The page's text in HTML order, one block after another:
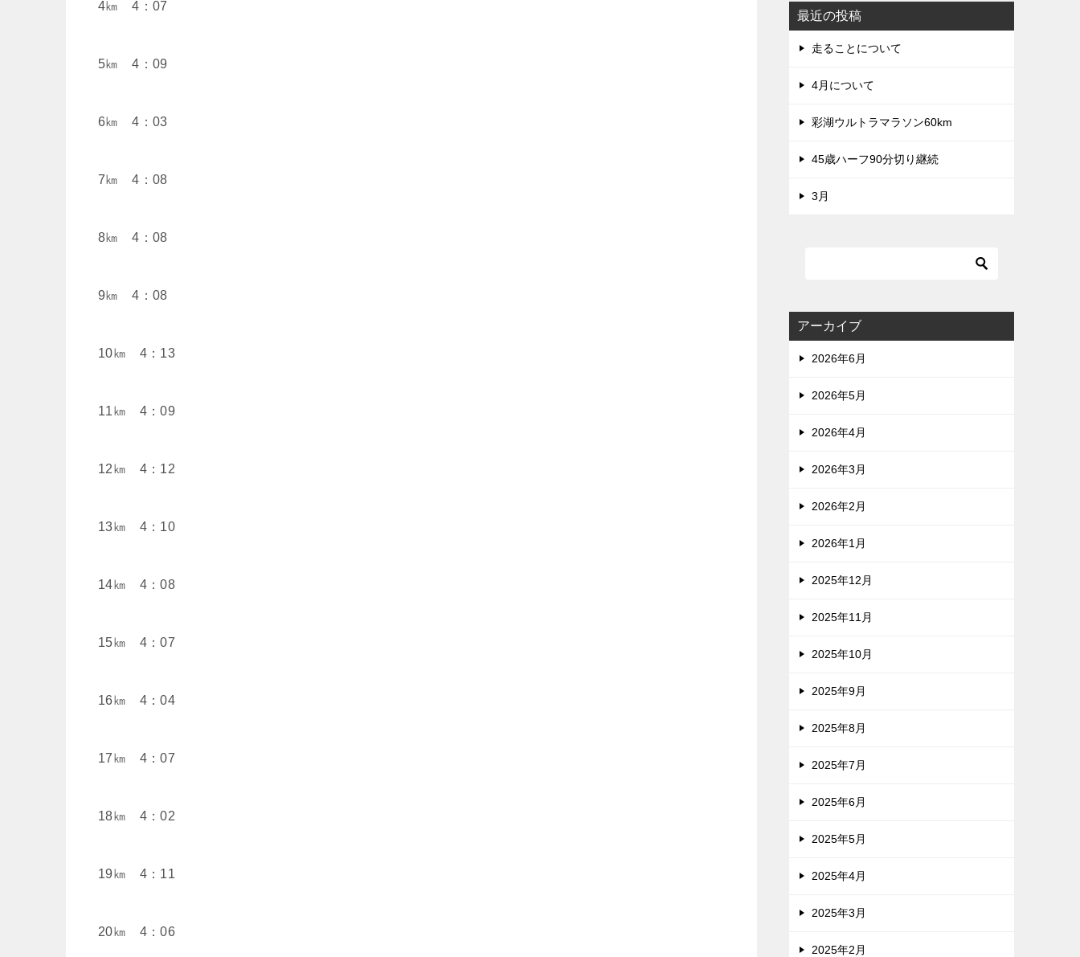
4㎞ 4：07
5㎞ 4：09
6㎞ 4：03
7㎞ 4：08
8㎞ 4：08
9㎞ 4：08
10㎞ 4：13
11㎞ 4：09
12㎞ 4：12
13㎞ 4：10
14㎞ 4：08
15㎞ 4：07
16㎞ 4：04
17㎞ 4：07
18㎞ 4：02
19㎞ 4：11
20㎞ 4：06
最近の投稿
走ることについて
4月について
彩湖ウルトラマラソン60km
45歳ハーフ90分切り継続
3月
アーカイブ
2026年6月
2026年5月
2026年4月
2026年3月
2026年2月
2026年1月
2025年12月
2025年11月
2025年10月
2025年9月
2025年8月
2025年7月
2025年6月
2025年5月
2025年4月
2025年3月
2025年2月